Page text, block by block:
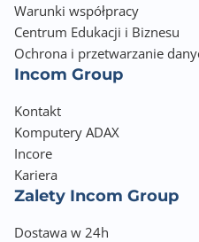
Warunki współpracy
Centrum Edukacji i Biznesu
Ochrona i przetwarzanie
Incom Group
Kontakt
Komputery ADAX
Incore
Kariera
Zalety Incom Group
Dostawa w 24h